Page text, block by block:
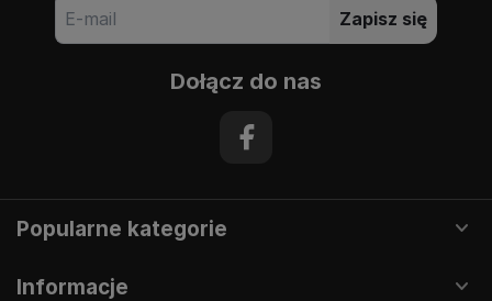
Zapisz się
Dołącz do nas
Popularne kategorie
Informacje